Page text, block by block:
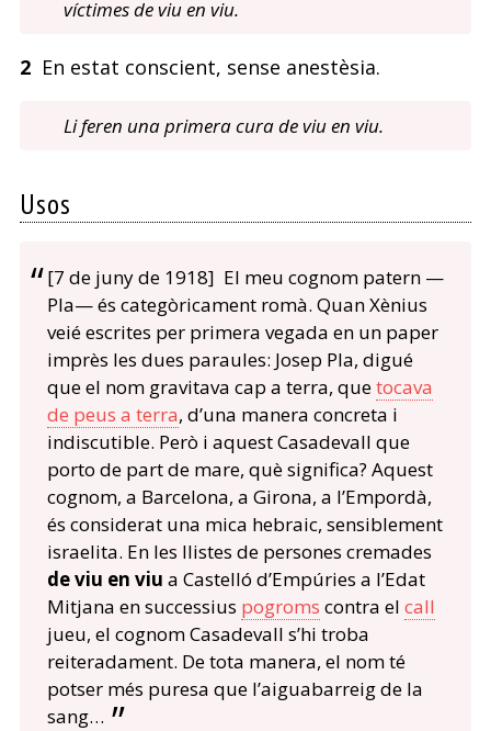
víctimes de viu en viu.
2En estat conscient, sense anestèsia.
Li feren una primera cura de viu en viu.
Usos
[7 de juny de 1918] El meu cognom patern —
Pla— és categòricament romà. Quan Xènius
veié escrites per primera vegada en un paper
imprès les dues paraules: Josep Pla, digué
que el nom gravitava cap a terra, quetocava
de peus a terra, d’una manera concreta i
indiscutible. Però i aquest Casadevall que
porto de part de mare, què significa? Aquest
cognom, a Barcelona, a Girona, a l’Empordà,
és considerat una mica hebraic, sensiblement
israelita. En les llistes de persones cremades
de viu en viu a Castelló d’Empúries a l’Edat
Mitjana en successius pogroms contra el call
jueu, el cognom Casadevall s’hi troba
reiteradament. De tota manera, el nom té
potser més puresa que l’aiguabarreig de la
sang…